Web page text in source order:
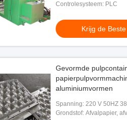
Controlesysteem: PLC
Krijg de
Gevormde
aluminiumvormen
Spanning: 220 V 50HZ
60HZ
Grondstof: Afvalpapier,